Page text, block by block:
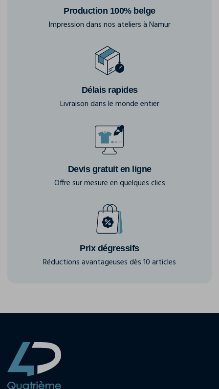
Production 100% belge
Impression dans nos ateliers à Namur
Délais rapides
Livraison dans le monde entier
Devis gratuit en ligne
Offre sur mesure en quelques clics
Prix dégressifs
Réductions avantageuses dès 10 articles